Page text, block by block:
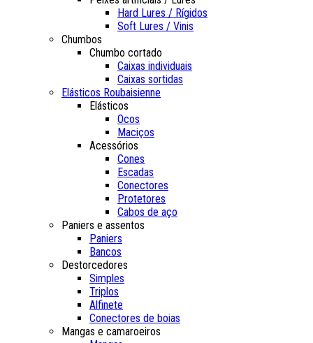
Hard Lures / Rígidos
Soft Lures / Vinis
Chumbos
Chumbo cortado
Caixas individuais
Caixas sortidas
Elásticos Roubaisienne
Elásticos
Ocos
Maciços
Acessórios
Cones
Escadas
Conectores
Protetores
Cabos de aço
Paniers e assentos
Paniers
Bancos
Destorcedores
Simples
Triplos
Alfinete
Conectores de boias
Mangas e camaroeiros